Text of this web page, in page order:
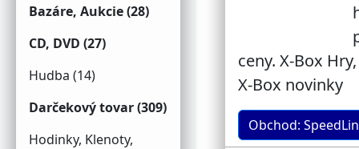
Bazáre, Aukcie (28)
CD, DVD (27)
Hudba (14)
Darčekový tovar (309)
Hodinky, Klenoty,
ceny. X-Box
X-Box novinky
Obchod: